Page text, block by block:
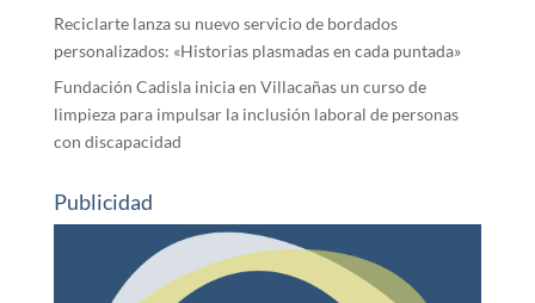
Reciclarte lanza su nuevo servicio de bordados
personalizados: «Historias plasmadas en cada puntada»
Fundación Cadisla inicia en Villacañas un curso de
limpieza para impulsar la inclusión laboral de personas
con discapacidad
Publicidad